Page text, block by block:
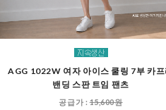
AGG 1022W 여자 아이스 쿨링 7부 카프
밴딩 스판 트임 팬츠
공급가 :15,600원